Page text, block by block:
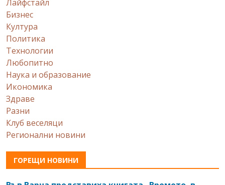
Лайфстайл
Бизнес
Култура
Политика
Технологии
Любопитно
Наука и образование
Икономика
Здраве
Разни
Клуб веселяци
Регионални новини
ГОРЕЩИ НОВИНИ